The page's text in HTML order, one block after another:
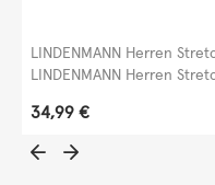
LINDENMANN Herren
LINDENMANN Herren
Regulärer Preis:
34,99 €